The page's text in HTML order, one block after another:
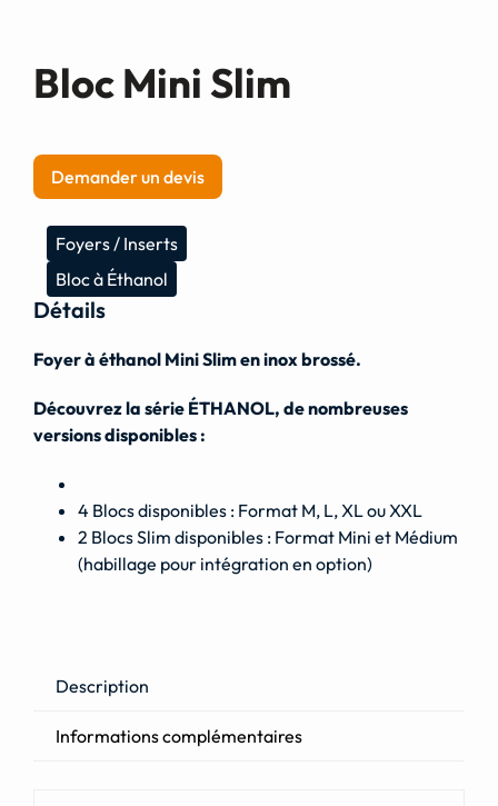
Bloc Mini Slim
Demander un devis
Foyers / Inserts
Bloc à Éthanol
Détails
Foyer à éthanol Mini Slim en inox brossé.
Découvrez la série ÉTHANOL, de nombreuses
versions disponibles :
4 Blocs disponibles : Format M, L, XL ou XXL
2 Blocs Slim disponibles : Format Mini et Médium
(habillage pour intégration en option)
Description
Informations complémentaires